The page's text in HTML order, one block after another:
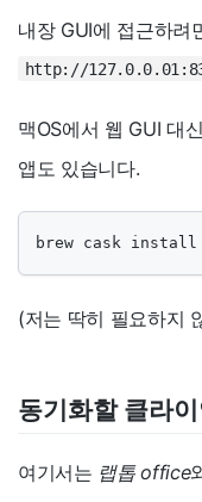
내장 GUI에 접근하려
http://
맥OS에서 웹 GUI 대
앱도 있습니다.
brew cask install
(저는 딱히 필요하지
동기화할 클라
여기서는 랩톱 office